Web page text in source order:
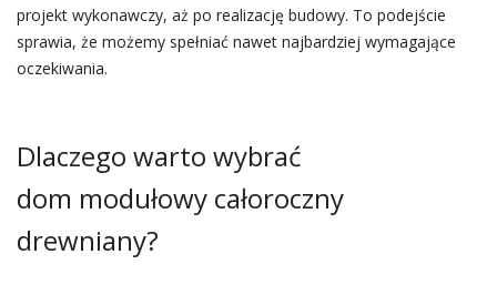
projekt wykonawczy, aż po realizację budowy. To podejście
sprawia, że możemy spełniać nawet najbardziej wymagające
oczekiwania.
Dlaczego warto wybrać
dom modułowy całoroczny
drewniany?